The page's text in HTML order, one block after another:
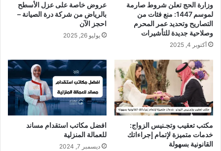
وزارة الحج تعلن شروط صارمة
لموسم 1447: منع فئات من
التصاريح وتحديد عمر المحرم
وصلاحية جديدة للتأشيرات
أكتوبر 4, 2025
عروض خاصة على عزل الأسطح
بالرياض من شركة درة الصيانة –
احجز الآن
يوليو 26, 2025
مكتب تعقيب وتجـنيس الزواج:
خدمات متميزة لإتمام إجراءاتك
القانونية بسهولة
افضل مكاتب استقدام مساند
للعمالة المنزلية
ديسمبر 7, 2024